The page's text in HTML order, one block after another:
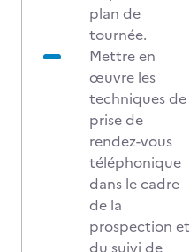
plan de
tournée.
Mettre en
œuvre les
techniques de
prise de
rendez-vous
téléphonique
dans le cadre
de la
prospection et
du suivi de